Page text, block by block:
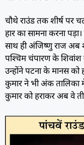
चौथे राउंड तक शीर्ष पर
हार का सामना करना
साथ ही अंजिष्णु राज अब
पश्चिम चंपारण के शिवांश
उन्होंने पटना के मानस को
कुमार ने भी अंक तालिका
कुमार को हराकर अब वे